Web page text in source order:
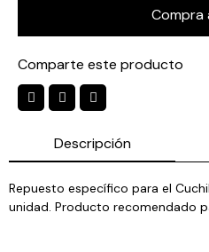
Compra
Comparte este producto
Descripción
Repuesto específico para el
unidad. Producto recomendado